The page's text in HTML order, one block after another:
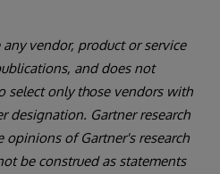
vendor, product or service
and does not
select only those vendors with
designation. Gartner research
of Gartner's research
be construed as statements